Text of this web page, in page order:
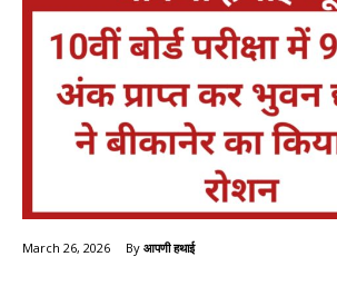
March 26, 2026 By आपणी हथाई